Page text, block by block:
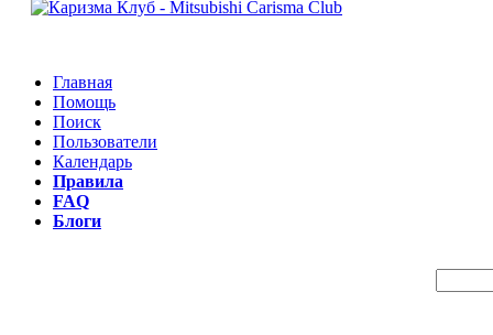
Главная
Помощь
Поиск
Пользователи
Календарь
Правила
FAQ
Блоги